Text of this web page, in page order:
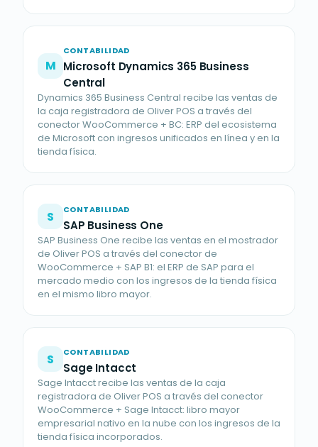
M
CONTABILIDAD
Microsoft Dynamics 365 Business
Central
Dynamics 365 Business Central recibe las ventas de
la caja registradora de Oliver POS a través del
conector WooCommerce + BC: ERP del ecosistema
de Microsoft con ingresos unificados en línea y en la
tienda física.
S CONTABILIDAD
SAP Business One
SAP Business One recibe las ventas en el mostrador
de Oliver POS a través del conector de
WooCommerce + SAP B1: el ERP de SAP para el
mercado medio con los ingresos de la tienda física
en el mismo libro mayor.
S CONTABILIDAD
Sage Intacct
Sage Intacct recibe las ventas de la caja
registradora de Oliver POS a través del conector
WooCommerce + Sage Intacct: libro mayor
empresarial nativo en la nube con los ingresos de la
tienda física incorporados.